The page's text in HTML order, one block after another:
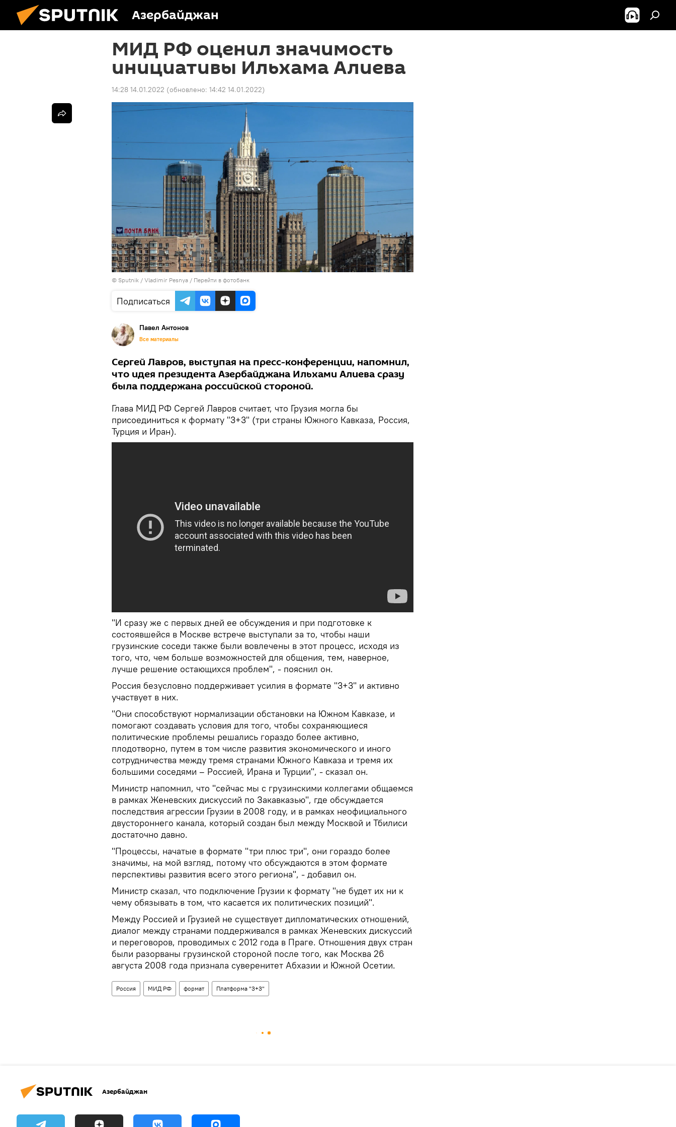
Азербайджан
МИД РФ оценил значимость
инициативы Ильхама Алиева
14:28 14.01.2022 (обновлено: 14:42 14.01.2022)
© Sputnik / Vladimir Pesnya / Перейти в фотобанк
Подписаться
Павел Антонов
Все материалы
Сергей Лавров, выступая на пресс-конференции, напомнил,
что идея президента Азербайджана Ильхами Алиева сразу
была поддержана российской стороной.
Глава МИД РФ Сергей Лавров считает, что Грузия могла бы
присоединиться к формату "3+3" (три страны Южного Кавказа, Россия,
Турция и Иран).
"И сразу же с первых дней ее обсуждения и при подготовке к
состоявшейся в Москве встрече выступали за то, чтобы наши
грузинские соседи также были вовлечены в этот процесс, исходя из
того, что, чем больше возможностей для общения, тем, наверное,
лучше решение остающихся проблем", - пояснил он.
Россия безусловно поддерживает усилия в формате "3+3" и активно
участвует в них.
"Они способствуют нормализации обстановки на Южном Кавказе, и
помогают создавать условия для того, чтобы сохраняющиеся
политические проблемы решались гораздо более активно,
плодотворно, путем в том числе развития экономического и иного
сотрудничества между тремя странами Южного Кавказа и тремя их
большими соседями – Россией, Ирана и Турции", - сказал он.
Министр напомнил, что "сейчас мы с грузинскими коллегами общаемся
в рамках Женевских дискуссий по Закавказью", где обсуждается
последствия агрессии Грузии в 2008 году, и в рамках неофициального
двустороннего канала, который создан был между Москвой и Тбилиси
достаточно давно.
"Процессы, начатые в формате "три плюс три", они гораздо более
значимы, на мой взгляд, потому что обсуждаются в этом формате
перспективы развития всего этого региона", - добавил он.
Министр сказал, что подключение Грузии к формату "не будет их ни к
чему обязывать в том, что касается их политических позиций".
Между Россией и Грузией не существует дипломатических отношений,
диалог между странами поддерживался в рамках Женевских дискуссий
и переговоров, проводимых с 2012 года в Праге. Отношения двух стран
были разорваны грузинской стороной после того, как Москва 26
августа 2008 года признала суверенитет Абхазии и Южной Осетии.
Россия МИД РФ формат Платформа "3+3"
Азербайджан